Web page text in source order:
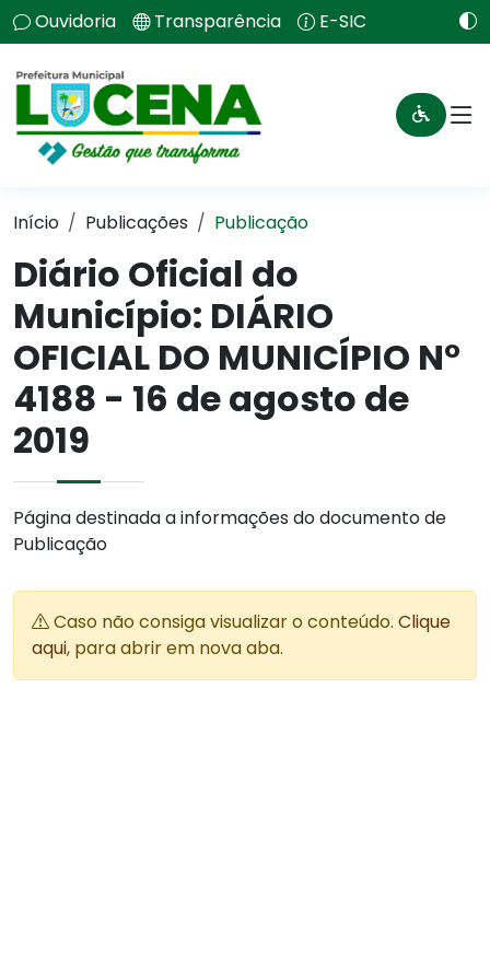
Ouvidoria Transparência E-SIC
Início Publicações Publicação
Diário Oficial do
Município: DIÁRIO
OFICIAL DO MUNICÍPIO N°
4188 - 16 de agosto de
2019
Página destinada a informações do documento de
Publicação
Caso não consiga visualizar o conteúdo. Clique
aqui, para abrir em nova aba.